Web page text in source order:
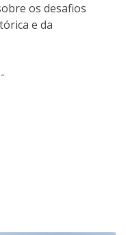
os desafios
e da